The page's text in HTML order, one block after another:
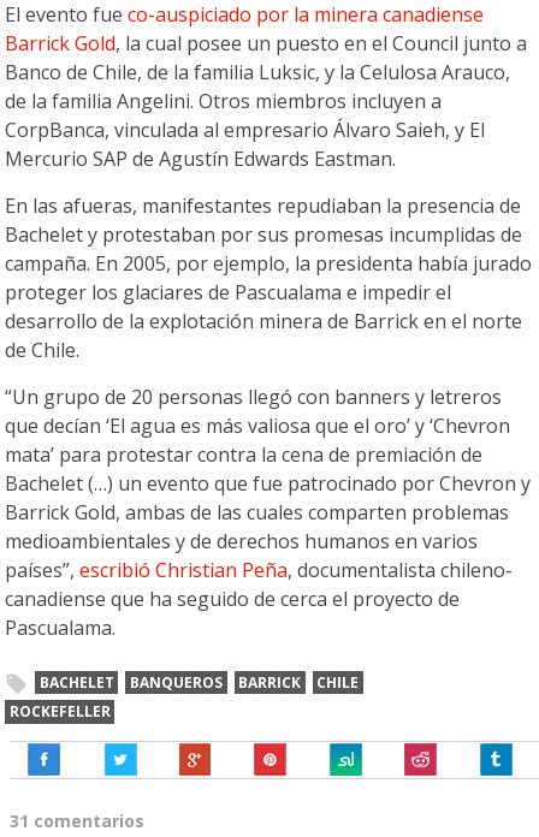
El evento fueco-auspiciado por la minera canadiense
Barrick Gold, la cual posee un puesto en el Council junto a
Banco de Chile, de la familia Luksic, y la Celulosa Arauco,
de la familia Angelini. Otros miembros incluyen a
CorpBanca, vinculada al empresario Álvaro Saieh, y El
Mercurio SAP de Agustín Edwards Eastman.
En las afueras, manifestantes repudiaban la presencia de
Bachelet y protestaban por sus promesas incumplidas de
campaña. En 2005, por ejemplo, la presidenta había jurado
proteger los glaciares de Pascualama e impedir el
desarrollo de la explotación minera de Barrick en el norte
de Chile.
“Un grupo de 20 personas llegó con banners y letreros
que decían ‘El agua es más valiosa que el oro’ y ‘Chevron
mata’ para protestar contra la cena de premiación de
Bachelet (…) un evento que fue patrocinado por Chevron y
Barrick Gold, ambas de las cuales comparten problemas
medioambientales y de derechos humanos en varios
países”,escribió Christian Peña, documentalista chileno-
canadiense que ha seguido de cerca el proyecto de
Pascualama.
BACHELET BANQUEROS BARRICK
CHILE
ROCKEFELLER
31 comentarios